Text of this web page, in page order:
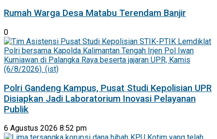
Rumah Warga Desa Matabu Terendam Banjir
0
Polri Gandeng Kampus, Pusat Studi Kepolisian UPR
Disiapkan Jadi Laboratorium Inovasi Pelayanan
Publik
6 Agustus 2026 8:52 pm